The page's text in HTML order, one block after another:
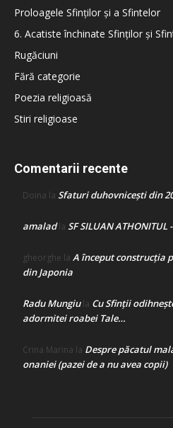
Proloagele Sfinților și a Sfintelor
6. Acatiste închinate Sfinților și
Rugăciuni
Fără categorie
Poezia religioasă
Stiri religioase
Comentarii recente
Doina la Sfaturi duhovnicești din
amaladla SF SILUAN ATHONITUL
gheorghe la A început construcţia
din Japonia
Radu Mungiula Cu Sfinții
adormitei roabei Tale…
Crina Marina la Despre păcatul
onaniei (pazei de a nu avea copii)